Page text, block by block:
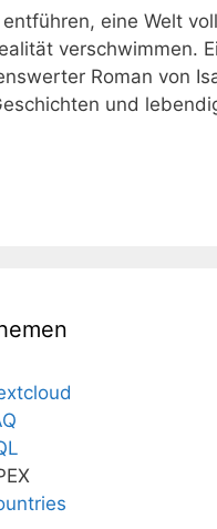
eine Welt
verschwimmen.
Roman von
und